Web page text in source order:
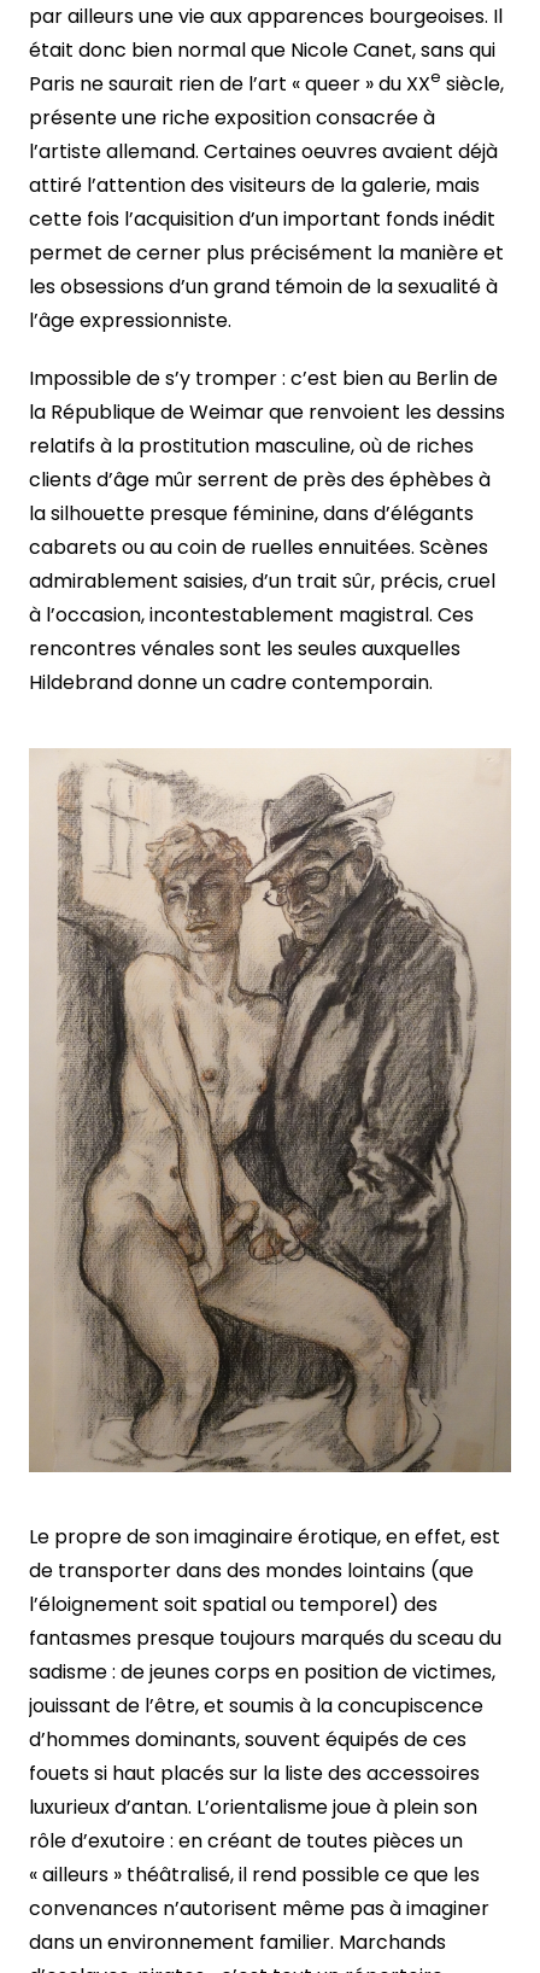
par ailleurs une vie aux apparences bourgeoises. Il
était donc bien normal que Nicole Canet, sans qui
Paris ne saurait rien de l’art « queer » du XXe siècle,
présente une riche exposition consacrée à
l’artiste allemand. Certaines oeuvres avaient déjà
attiré l’attention des visiteurs de la galerie, mais
cette fois l’acquisition d’un important fonds inédit
permet de cerner plus précisément la manière et
les obsessions d’un grand témoin de la sexualité à
l’âge expressionniste.
Impossible de s’y tromper : c’est bien au Berlin de
la République de Weimar que renvoient les dessins
relatifs à la prostitution masculine, où de riches
clients d’âge mûr serrent de près des éphèbes à
la silhouette presque féminine, dans d’élégants
cabarets ou au coin de ruelles ennuitées. Scènes
admirablement saisies, d’un trait sûr, précis, cruel
à l’occasion, incontestablement magistral. Ces
rencontres vénales sont les seules auxquelles
Hildebrand donne un cadre contemporain.
Le propre de son imaginaire érotique, en effet, est
de transporter dans des mondes lointains (que
l’éloignement soit spatial ou temporel) des
fantasmes presque toujours marqués du sceau du
sadisme : de jeunes corps en position de victimes,
jouissant de l’être, et soumis à la concupiscence
d’hommes dominants, souvent équipés de ces
fouets si haut placés sur la liste des accessoires
luxurieux d’antan. L’orientalisme joue à plein son
rôle d’exutoire : en créant de toutes pièces un
« ailleurs » théâtralisé, il rend possible ce que les
convenances n’autorisent même pas à imaginer
dans un environnement familier. Marchands